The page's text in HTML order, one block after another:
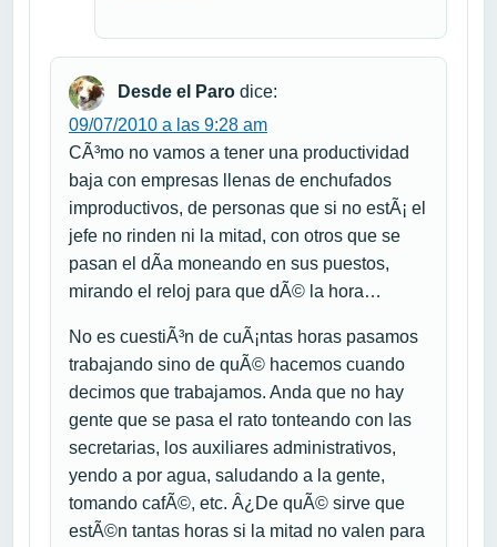
Desde el Paro dice:
09/07/2010 a las 9:28 am
CÃ³mo no vamos a tener una productividad
baja con empresas llenas de enchufados
improductivos, de personas que si no estÃ¡ el
jefe no rinden ni la mitad, con otros que se
pasan el dÃ­a moneando en sus puestos,
mirando el reloj para que dÃ© la hora…
No es cuestiÃ³n de cuÃ¡ntas horas pasamos
trabajando sino de quÃ© hacemos cuando
decimos que trabajamos. Anda que no hay
gente que se pasa el rato tonteando con las
secretarias, los auxiliares administrativos,
yendo a por agua, saludando a la gente,
tomando cafÃ©, etc. Â¿De quÃ© sirve que
estÃ©n tantas horas si la mitad no valen para